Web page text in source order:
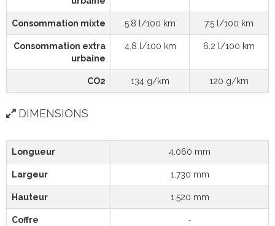
Consommation mixte 5.8 l/100 km 7.5 l/100 km
Consommation extra
urbaine
4.8 l/100 km 6.2 l/100 km
CO2 134 g/km 120 g/km
DIMENSIONS
Longueur 4.060 mm
Largeur 1.730 mm
Hauteur 1.520 mm
Coffre -